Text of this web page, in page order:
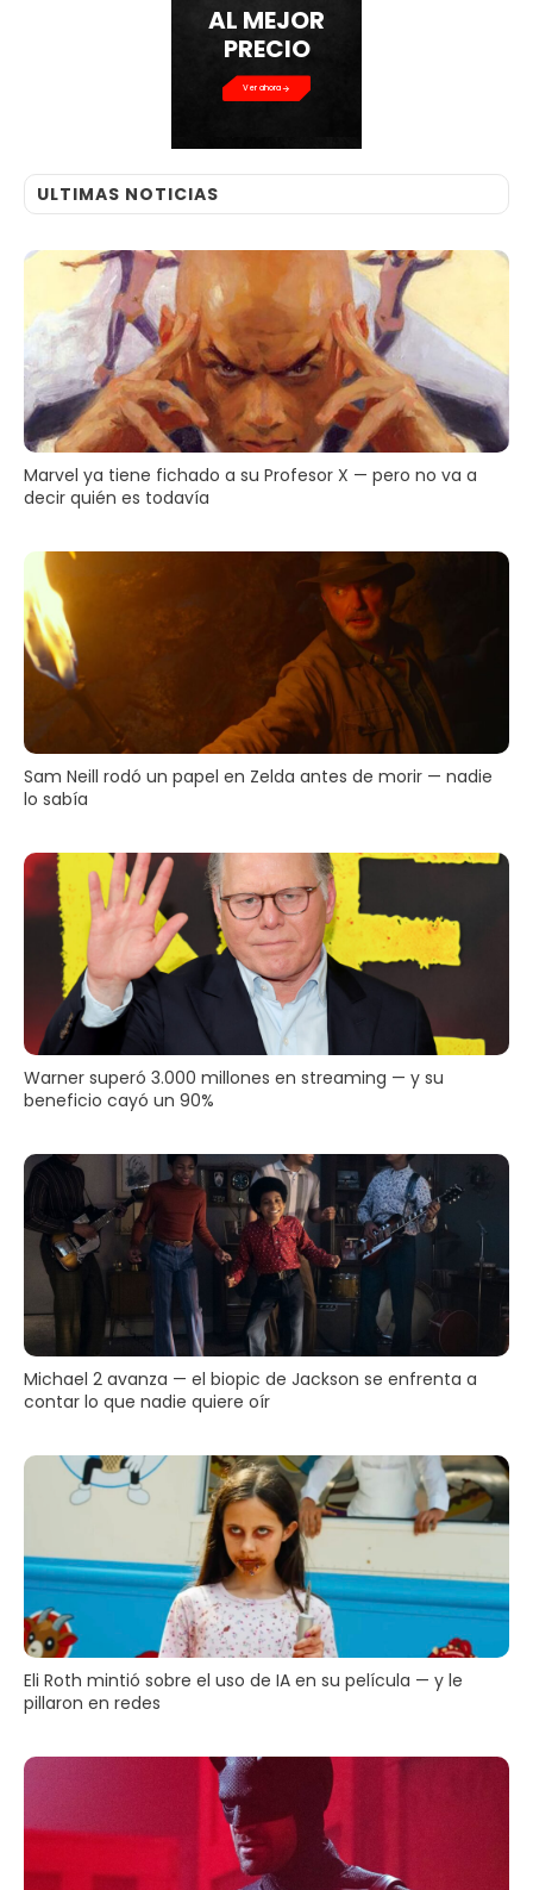
AL MEJOR
PRECIO
Ver ahora
ULTIMAS NOTICIAS
Marvel ya tiene fichado a su Profesor X — pero no va a
decir quién es todavía
Sam Neill rodó un papel en Zelda antes de morir — nadie
lo sabía
Warner superó 3.000 millones en streaming — y su
beneficio cayó un 90%
Michael 2 avanza — el biopic de Jackson se enfrenta a
contar lo que nadie quiere oír
Eli Roth mintió sobre el uso de IA en su película — y le
pillaron en redes